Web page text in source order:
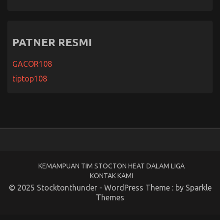
Persaingan Sengit Stockton Heat Dengan Musuh
Dimulai
PATNER RESMI